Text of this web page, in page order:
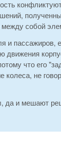
собой
и
движения
что его
не
да и мешают